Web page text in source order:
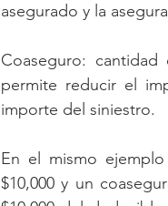
asegurado y la
Coaseguro:
permite reducir el
importe del siniestro.
En el mismo
$10,000 y un